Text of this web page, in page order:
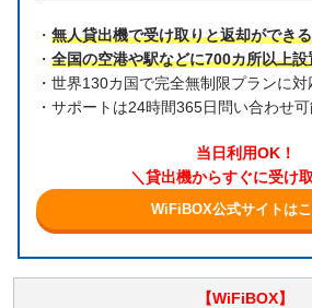
・無人貸出機で受け取りと返却ができる
・全国の空港や駅などに700カ所以上設
・世界130カ国で完全無制限プランに対
・サポートは24時間365日問い合わせ
当日利用OK！
＼貸出機からすぐに受け
WiFiBOX公式サイトは
【WiFiBOX】